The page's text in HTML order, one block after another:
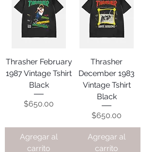
Thrasher February
1987 Vintage Tshirt
Black
Precio
$650.00
Agregar al
carrito
Thrasher
December 1983
Vintage Tshirt
Black
Precio
$650.00
Agregar al
carrito